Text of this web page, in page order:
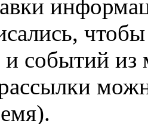
и событий из